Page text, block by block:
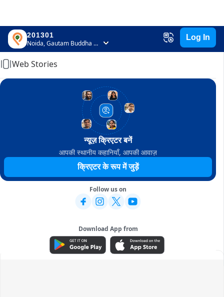
201301
Noida, Gautam Buddha Nagar, Uttar Pradesh
Log In
Home
Web Stories
न्यूज़ क्रिएटर बनें
आपकी स्थानीय कहानियाँ, आपकी आवाज़
क्रिएटर के रूप में जुड़ें
Follow us on
Download App from
ADVERTISEMENT